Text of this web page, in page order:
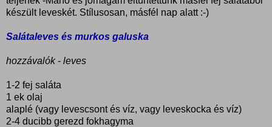
készült leveskét. Stílusosan, másfél nap alatt :-)
Salátaleves és murkos galuska
hozzávalók- leves
1-2 fej saláta
1 ek olaj
alaplé (vagy levescsont és víz, vagy leveskocka és víz)
2-4 ducibb gerezd fokhagyma